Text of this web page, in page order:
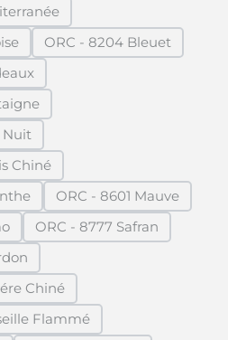
Option ist zurzeit nicht verfügbar.)
ist zurzeit nicht verfügbar.)
ORC - 8204 Bleuet
(Diese Option ist
ist zurzeit nicht verfügbar.)
ist zurzeit nicht verfügbar.)
Nuit
ist zurzeit nicht verfügbar.)
Chiné
Option ist zurzeit nicht verfügbar.)
ist zurzeit nicht verfügbar.)
ORC - 8601 Mauve
(Diese Option ist
ist zurzeit nicht verfügbar.)
ORC - 8777 Safran
(Diese Option ist zurzeit
ist zurzeit nicht verfügbar.)
Chiné
Option ist zurzeit nicht verfügbar.)
Flammé
Option ist zurzeit nicht verfügbar.)